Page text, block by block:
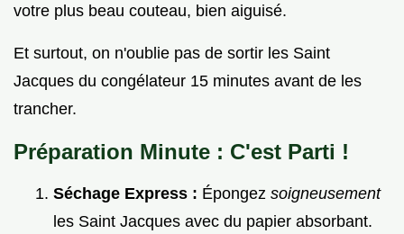
votre plus beau couteau, bien aiguisé.
Et surtout, on n'oublie pas de sortir les Saint
Jacques du congélateur 15 minutes avant de les
trancher.
Préparation Minute : C'est Parti !
Séchage Express : Épongez soigneusement
les Saint Jacques avec du papier absorbant.